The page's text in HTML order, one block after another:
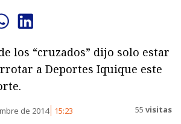
los “cruzados” dijo solo estar
a Deportes Iquique este
de 2014 15:23 55 visitas